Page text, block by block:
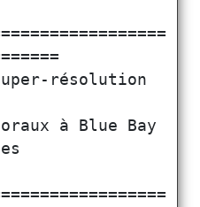
résolution
à Blue Bay